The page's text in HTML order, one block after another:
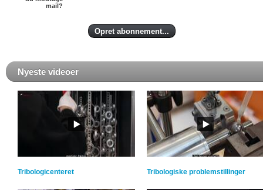
mail?
Nyeste videoer
Tribologicenteret Tribologiske problemstillinger